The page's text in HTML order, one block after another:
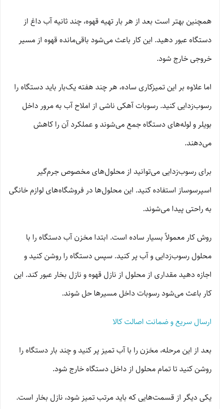
همچنین بهتر است بعد از هر بار تهیه قهوه، چند ثانیه آب داغ از
دستگاه عبور دهید. این کار باعث می‌شود باقی‌مانده قهوه از مسیر
خروجی خارج شود.
اما علاوه بر این تمیزکاری ساده، هر چند هفته یک‌بار باید دستگاه را
رسوب‌زدایی کنید. رسوبات آهکی ناشی از املاح آب به مرور داخل
بویلر و لوله‌های دستگاه جمع می‌شوند و عملکرد آن را کاهش
می‌دهند.
برای رسوب‌زدایی می‌توانید از محلول‌های مخصوص جرم‌گیر
اسپرسوساز استفاده کنید. این محلول‌ها در فروشگاه‌های لوازم خانگی
به راحتی پیدا می‌شوند.
روش کار معمولاً بسیار ساده است. ابتدا مخزن آب دستگاه را با
محلول رسوب‌زدایی و آب پر کنید. سپس دستگاه را روشن کنید و
اجازه دهید مقداری از محلول از نازل قهوه و نازل بخار عبور کند. این
کار باعث می‌شود رسوبات داخل مسیرها حل شوند.
ارسال سریع و ضمانت اصالت کالا
بعد از این مرحله، مخزن را با آب تمیز پر کنید و چند بار دستگاه را
روشن کنید تا تمام محلول از داخل دستگاه خارج شود.
یکی دیگر از قسمت‌هایی که باید مرتب تمیز شود، نازل بخار است.